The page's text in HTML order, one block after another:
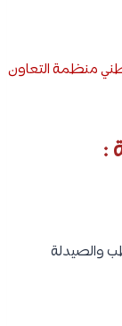
منظمة التعاون
:
والصيدلة